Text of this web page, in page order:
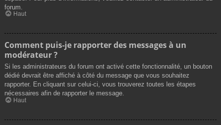
forum.
Haut
Comment puis-je rapporter des messages à un
modérateur ?
Si les administrateurs du forum ont activé cette fonctionnalité, un bouton
dédié devrait être affiché à côté du message que vous souhaitez
rapporter. En cliquant sur celui-ci, vous trouverez toutes les étapes
nécessaires afin de rapporter le message.
Haut